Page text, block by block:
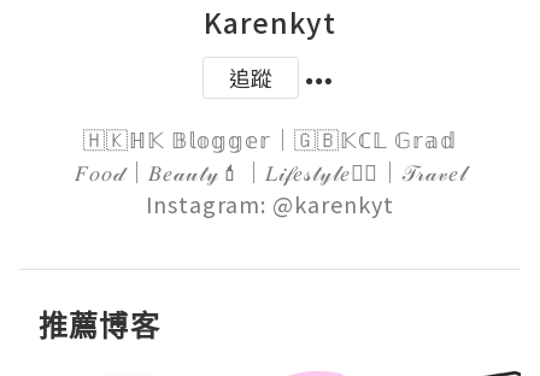
Karenkyt
追蹤
🇭🇰ℍ𝕂 𝔹𝕝𝕠𝕘𝕘𝕖𝕣｜🇬🇧𝕂ℂ𝕃 𝔾𝕣𝕒𝕕
𝐹𝑜𝑜𝒹｜𝐵𝑒𝒶𝓊𝓉𝓎💄｜𝐿𝒾𝒻𝑒𝓈𝓉𝓎𝓁𝑒🏋️‍♀️｜𝒯𝓇𝒶𝓋𝑒𝓁
Instagram: @karenkyt
推薦博客